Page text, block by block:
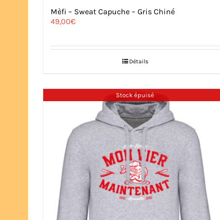
Mèfi – Sweat Capuche – Gris Chiné
49,00€
Détails
Stock épuisé